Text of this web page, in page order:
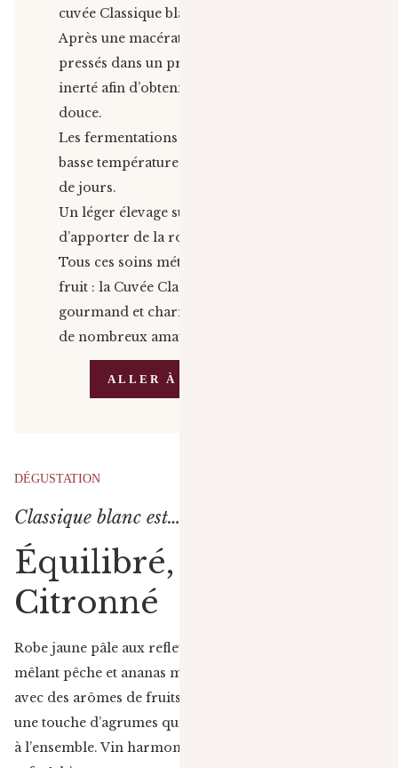
cuvée Classique blanc !
Après une macération, les raisins sont
pressés dans un pressoir pneumatique
inerté afin d’obtenir une extraction très
douce.
Les fermentations se déroulent en cuve, à
basse température pendant une quinzaine
de jours.
Un léger élevage sur lies est effectué afin
d’apporter de la rondeur au vin.
Tous ces soins méticuleux portent leur
fruit : la Cuvée Classique est un vin
gourmand et charmeur qui saura séduire
de nombreux amateurs.
ALLER À LA BOUTIQUE
DÉGUSTATION
Classique blanc est…
Équilibré, Fin et
Citronné
Robe jaune pâle aux reflets or blanc. Nez expressif
mêlant pêche et ananas mûr. Attaque ronde en bouche,
avec des arômes de fruits jaunes. Finale marquée par
une touche d’agrumes qui apporte fraîcheur et équilibre
à l’ensemble. Vin harmonieux, à la fois fruité et